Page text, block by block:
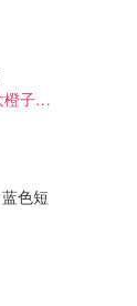
再降5折!之前$424.96 大橙子好显白 蹲补
色短